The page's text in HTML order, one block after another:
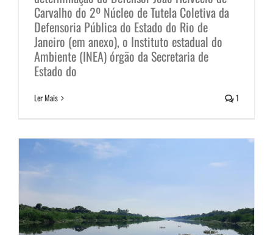
Carvalho do 2º Núcleo de Tutela Coletiva da
Defensoria Pública do Estado do Rio de
Janeiro (em anexo), o Instituto estadual do
Ambiente (INEA) órgão da Secretaria de
Estado do
Ler Mais 1
O sacrifício ambiental e a pesca
artesanal nas Baías do Rio de